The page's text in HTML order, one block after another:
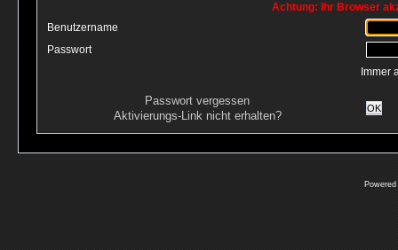
Achtung: Ihr Browser
Benutzername
Passwort
Immer
Passwort vergessen
Aktivierungs-Link nicht erhalten?
OK